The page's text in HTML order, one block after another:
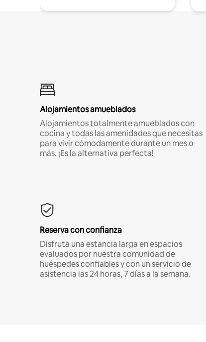
Alojamientos amueblados
Alojamientos totalmente amueblados con
cocina y todas las amenidades que necesitas
para vivir cómodamente durante un mes o
más. ¡Es la alternativa perfecta!
Reserva con confianza
Disfruta una estancia larga en espacios
evaluados por nuestra comunidad de
huéspedes confiables y con un servicio de
asistencia las 24 horas, 7 días a la semana.